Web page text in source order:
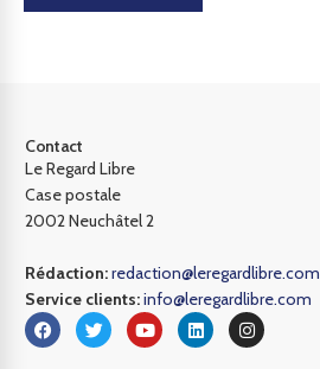
Contact
Le Regard Libre
Case postale
2002 Neuchâtel 2
Rédaction:redaction@leregardlibre.com
Service clients:info@leregardlibre.com